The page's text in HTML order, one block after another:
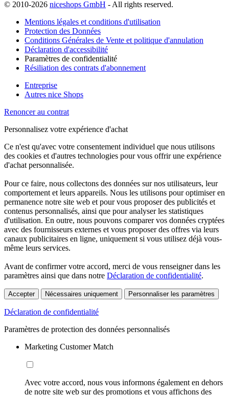
© 2010-2026 niceshops GmbH - All rights reserved.
Mentions légales et conditions d'utilisation
Protection des Données
Conditions Générales de Vente et politique d'annulation
Déclaration d'accessibilité
Paramètres de confidentialité
Résiliation des contrats d'abonnement
Entreprise
Autres nice Shops
Renoncer au contrat
Personnalisez votre expérience d'achat
Ce n'est qu'avec votre consentement individuel que nous utilisons
des cookies et d'autres technologies pour vous offrir une expérience
d'achat personnalisée.
Pour ce faire, nous collectons des données sur nos utilisateurs, leur
comportement et leurs appareils. Nous les utilisons pour optimiser en
permanence notre site web et pour vous proposer des publicités et
contenus personnalisés, ainsi que pour analyser les statistiques
d'utilisation. En outre, nous pouvons comparer vos données cryptées
avec des fournisseurs externes et vous proposer des offres via leurs
canaux publicitaires en ligne, uniquement si vous utilisez déjà vous-
même leurs services.
Avant de confirmer votre accord, merci de vous renseigner dans les
paramètres ainsi que dans notre Déclaration de confidentialité.
Accepter Nécessaires uniquement Personnaliser les paramètres
Déclaration de confidentialité
Paramètres de protection des données personnalisés
Marketing Customer Match
Avec votre accord, nous vous informons également en dehors
de notre site web sur des promotions et vous affichons des